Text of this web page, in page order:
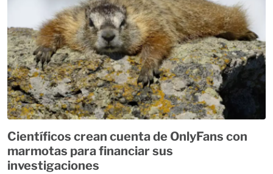
Científicos crean cuenta de OnlyFans con
marmotas para financiar sus
investigaciones